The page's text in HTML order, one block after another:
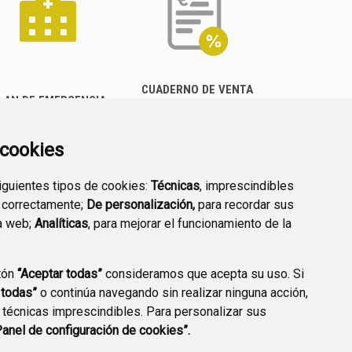
tipos de cookies: Técnicas, imprescindibles
De personalización, para recordar sus
web; Analíticas, para mejorar el funcionamiento de la
“Aceptar todas” consideramos que acepta su uso. Si
o continúa navegando sin realizar ninguna acción,
imprescindibles. Para personalizar sus
de configuración de cookies”.
DE EMERGENCIA
CUADERNO DE VENTA
PREGUNTAS
FRECUENTES
PLAN DE ACCIÓN LOCAL
2030